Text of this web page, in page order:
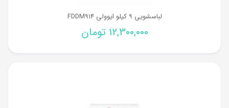
لباسشویی 9 کیلو ایوولی FDDM914
12,300,000 تومان